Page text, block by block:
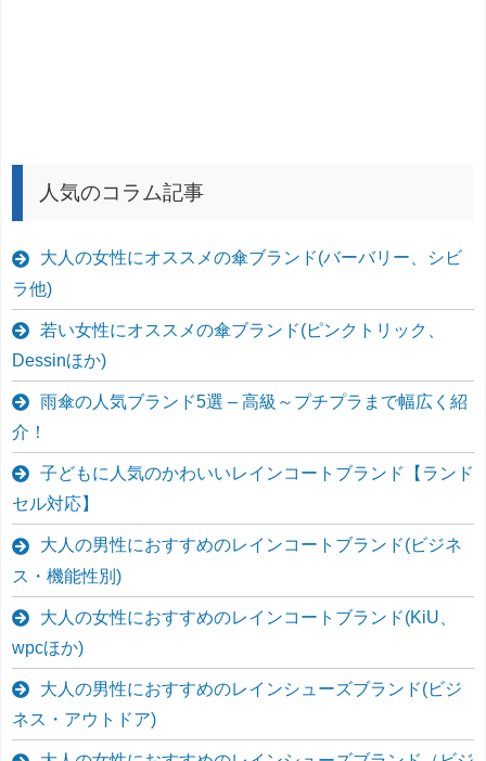
人気のコラム記事
大人の女性にオススメの傘ブランド(バーバリー、シビ
ラ他)
若い女性にオススメの傘ブランド(ピンクトリック、
Dessinほか)
雨傘の人気ブランド5選 – 高級～プチプラまで幅広く紹
介！
子どもに人気のかわいいレインコートブランド【ランド
セル対応】
大人の男性におすすめのレインコートブランド(ビジネ
ス・機能性別)
大人の女性におすすめのレインコートブランド(KiU、
wpcほか)
大人の男性におすすめのレインシューズブランド(ビジ
ネス・アウトドア)